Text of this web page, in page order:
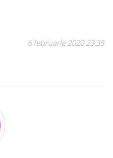
6 februarie 2020 23:35